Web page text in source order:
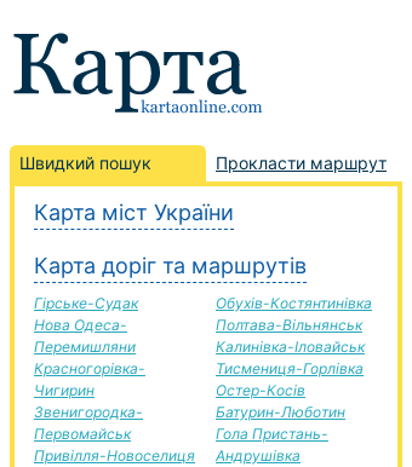
Швидкий пошук Прокласти маршрут
Карта міст України
Карта доріг та маршрутів
Гірське-Судак
Нова Одеса-
Перемишляни
Красногорівка-
Чигирин
Звенигородка-
Первомайськ
Привілля-Новоселиця
Обухів-Костянтинівка
Полтава-Вільнянськ
Калинівка-Іловайськ
Тисмениця-Горлівка
Остер-Косів
Батурин-Люботин
Гола Пристань-
Андрушівка